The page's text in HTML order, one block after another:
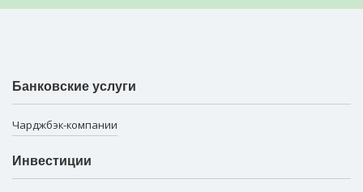
Банковские услуги
Чарджбэк-компании
Инвестиции